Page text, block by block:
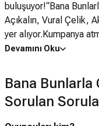
buluşuyor!“Bana
Açıkalın, Vural Çelik,
yer alıyor.Kumpanya
sahnede değil sahne
gerçek tiyatro
sahneleniyor.Gülmek
Gel” ile 12 Şubat’ta
Devamını Oku
Bana Bunlarla
Sorulan